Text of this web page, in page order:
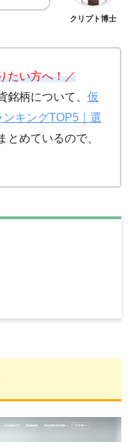
クリプト博士
たい方へ！／
銘柄について、 仮
キングTOP5｜選
とめているので、